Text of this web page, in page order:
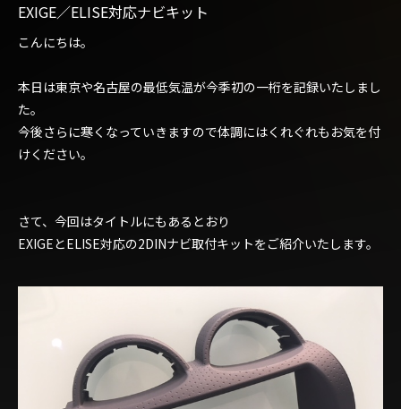
EXIGE／ELISE対応ナビキット
こんにちは。
本日は東京や名古屋の最低気温が今季初の一桁を記録いたしまし
た。
今後さらに寒くなっていきますので体調にはくれぐれもお気を付
けください。
さて、今回はタイトルにもあるとおり
EXIGEとELISE対応の2DINナビ取付キットをご紹介いたします。